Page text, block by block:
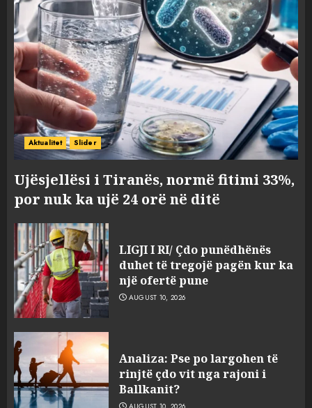
Aktualitet Slider
Ujësjellësi i Tiranës, normë fitimi 33%,
por nuk ka ujë 24 orë në ditë
LIGJI I RI/ Çdo punëdhënës
duhet të tregojë pagën kur ka
një ofertë pune
AUGUST 10, 2026
Analiza: Pse po largohen të
rinjtë çdo vit nga rajoni i
Ballkanit?
AUGUST 10, 2026